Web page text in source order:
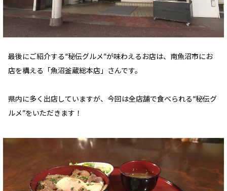
最後にご紹介する“秘伝グルメ”が味わえるお店は、南魚沼市にお
店を構える「魚沼釜蔵総本店」さんです。
県内に多く出店していますが、今回は全店舗で食べられる“秘伝グ
ルメ”をいただきます！